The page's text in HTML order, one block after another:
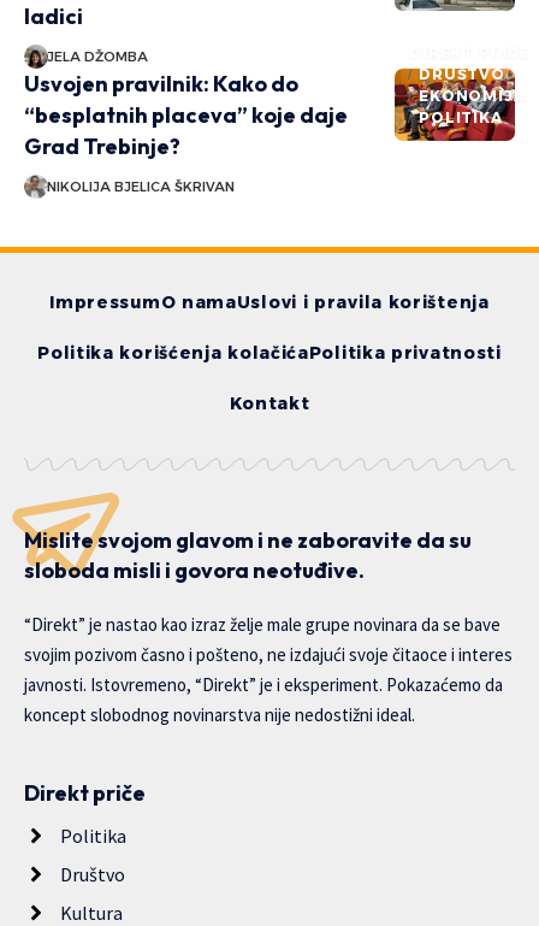
ladici
JELA DŽOMBA
DRUŠTVO
EKONOMIJA
POLITIKA
Usvojen pravilnik: Kako do
“besplatnih placeva” koje daje
Grad Trebinje?
NIKOLIJA BJELICA ŠKRIVAN
ImpressumO namaUslovi i pravila korištenja
Politika korišćenja kolačićaPolitika privatnosti
Kontakt
Mislite svojom glavom i ne zaboravite da su
sloboda misli i govora neotuđive.
“Direkt” je nastao kao izraz želje male grupe novinara da se bave
svojim pozivom časno i pošteno, ne izdajući svoje čitaoce i interes
javnosti. Istovremeno, “Direkt” je i eksperiment. Pokazaćemo da
koncept slobodnog novinarstva nije nedostižni ideal.
Direkt priče
Politika
Društvo
Kultura